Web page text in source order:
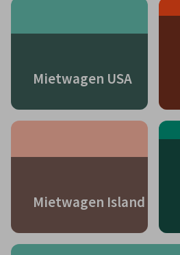
Mietwagen USA
Mietwagen Island